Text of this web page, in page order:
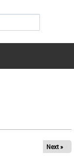
Next »